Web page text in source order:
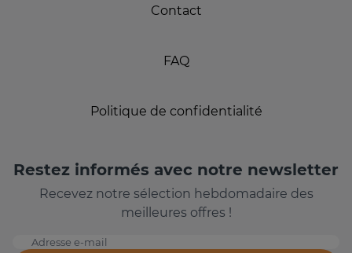
Contact
FAQ
Politique de confidentialité
Restez informés avec notre newsletter
Recevez notre sélection hebdomadaire des
meilleures offres !
Adresse e-mail